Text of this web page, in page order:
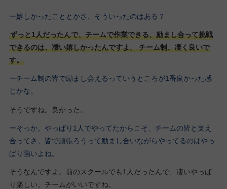
ー嬉しかったこととかさ、そういったのはある？
ずっと1人だったんで、チームで作業できる、励まし合って挑戦
できるのは、凄い嬉しかったんですよ。 チーム制、凄く良いで
す。
ーチーム制の皆で励まし会えるっていうところが1番良かった感
じかな。
そうですね。良かった。
ーそっか。やっぱり1人でやってたからこそ、チームの皆と支え
合ってさ、皆で頑張ろうって励まし合いながらやってるのはやっ
ぱり強いよね。
そうなんですよ。前のスクールでも1人だったんで、凄いやっぱ
り楽しい。チームがいいですね。